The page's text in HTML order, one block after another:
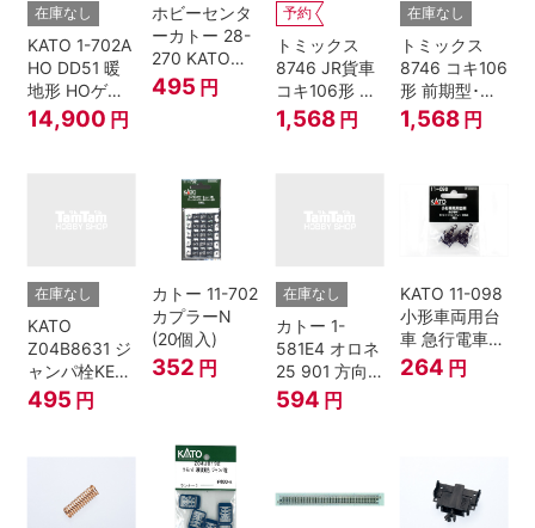
在庫なし
KATO 1-702A
HO DD51 暖
地形 HOゲー
ジ
14,900 円
ホビーセンタ
ーカトー 28-
270 KATOナ
ックルカプラ
ー 黒 センタ
495 円
予約
トミックス
8746 JR貨車
コキ106形 前
期型･新塗装･
コンテナな
1,568 円
在庫なし
トミックス
8746 コキ106
形 前期型･新
塗装･コンテ
ナなし･2両セ
1,568 円
在庫なし
KATO
Z04B8631 ジ
ャンパ栓KE76
濃青 ランナー
495 円
カトー 11-702
カプラーN
(20個入)
352 円
在庫なし
カトー 1-
581E4 オロネ
25 901 方向
幕 4両分
594 円
KATO 11-098
小形車両用台
車 急行電車1
Bトレインシ
ョーティー 対
264 円